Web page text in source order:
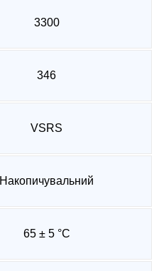
3300
346
VSRS
Накопичувальний
65 ± 5 °C